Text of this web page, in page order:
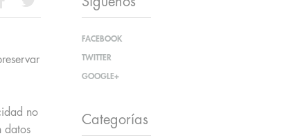
no
datos
FACEBOOK
TWITTER
GOOGLE+
Categorías